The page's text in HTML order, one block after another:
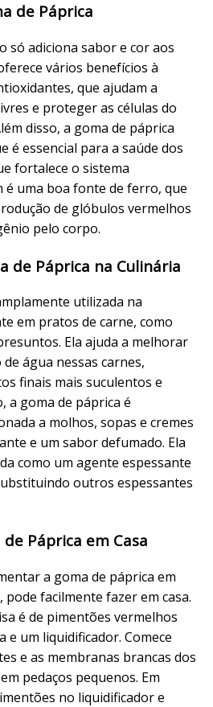
de Páprica
só adiciona sabor e cor aos
vários benefícios à
que ajudam a
e proteger as células do
disso, a goma de páprica
é essencial para a saúde dos
fortalece o sistema
é uma boa fonte de ferro, que
de glóbulos vermelhos
pelo corpo.
de Páprica na Culinária
utilizada na
em pratos de carne, como
Ela ajuda a melhorar
água nessas carnes,
finais mais suculentos e
a goma de páprica é
a molhos, sopas e cremes
e um sabor defumado. Ela
como um agente espessante
outros espessantes
Páprica em Casa
a goma de páprica em
pode facilmente fazer em casa.
é de pimentões vermelhos
e um liquidificador. Comece
e as membranas brancas dos
pedaços pequenos. Em
no liquidificador e